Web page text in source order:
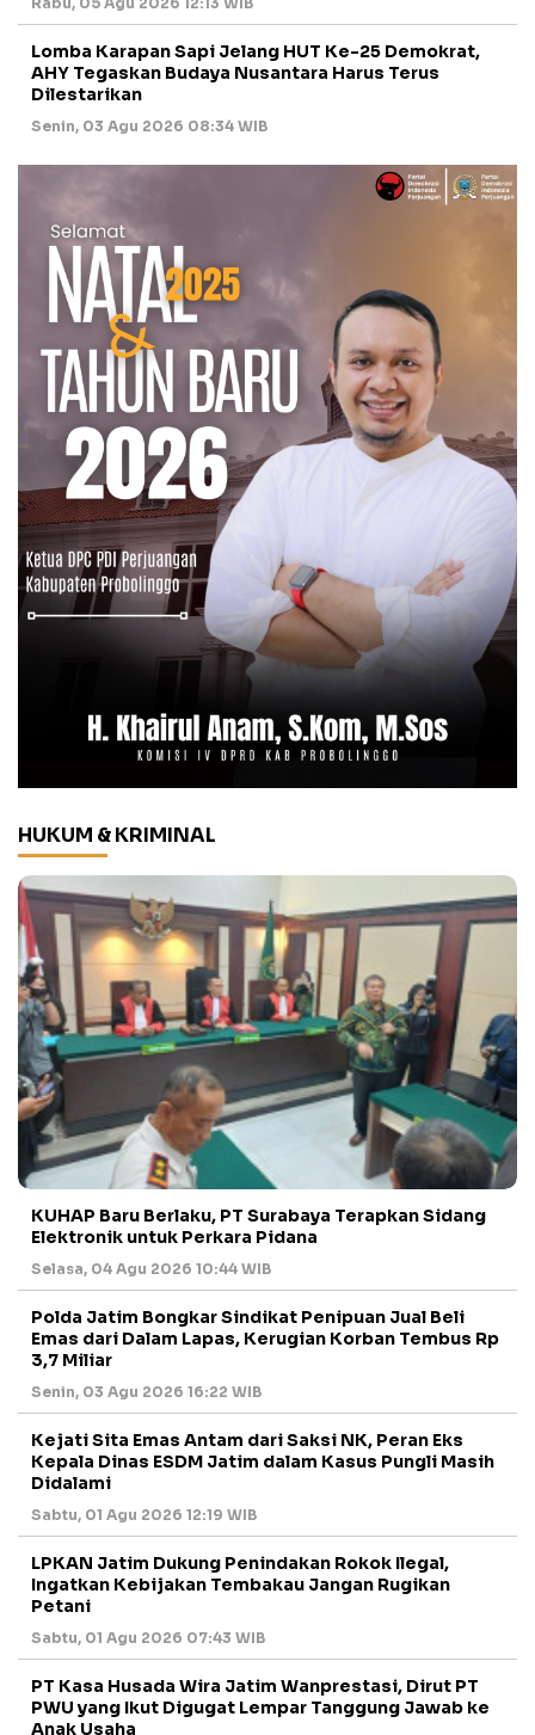
Lomba Karapan Sapi Jelang HUT Ke-25 Demokrat,
AHY Tegaskan Budaya Nusantara Harus Terus
Dilestarikan
Senin, 03 Agu 2026 08:34 WIB
HUKUM & KRIMINAL
KUHAP Baru Berlaku, PT Surabaya Terapkan Sidang
Elektronik untuk Perkara Pidana
Selasa, 04 Agu 2026 10:44 WIB
Polda Jatim Bongkar Sindikat Penipuan Jual Beli
Emas dari Dalam Lapas, Kerugian Korban Tembus Rp
3,7 Miliar
Senin, 03 Agu 2026 16:22 WIB
Kejati Sita Emas Antam dari Saksi NK, Peran Eks
Kepala Dinas ESDM Jatim dalam Kasus Pungli Masih
Didalami
Sabtu, 01 Agu 2026 12:19 WIB
LPKAN Jatim Dukung Penindakan Rokok Ilegal,
Ingatkan Kebijakan Tembakau Jangan Rugikan
Petani
Sabtu, 01 Agu 2026 07:43 WIB
PT Kasa Husada Wira Jatim Wanprestasi, Dirut PT
PWU yang Ikut Digugat Lempar Tanggung Jawab ke
Anak Usaha